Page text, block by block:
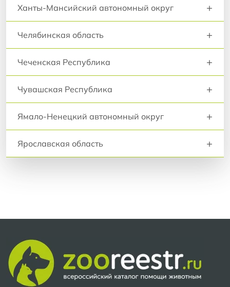
Ханты-Мансийский автономный округ +
Челябинская область +
Чеченская Республика +
Чувашская Республика +
Ямало-Ненецкий автономный округ +
Ярославская область +